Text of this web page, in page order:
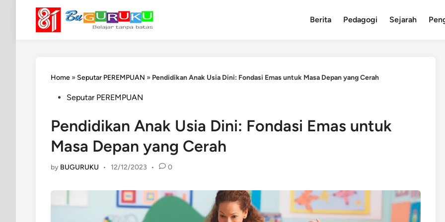
content
Berita Pedagogi Sejarah
Home » Seputar PEREMPUAN » Pendidikan Anak Usia Dini: Fondasi Emas untuk Masa Depan yang Cerah
PostedSeputar PEREMPUAN
Pendidikan Anak Usia Dini: Fondasi Emas untuk
Masa Depan yang Cerah
by BUGURUKU • 12/12/2023 • 0